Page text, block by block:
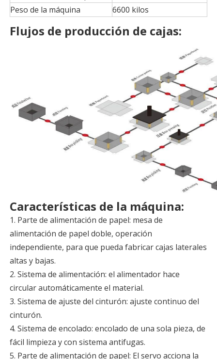
Peso de la máquina
6600 kilos
Flujos de producción de cajas:
Características de la máquina:
1. Parte de alimentación de papel: mesa de
alimentación de papel doble, operación
independiente, para que pueda fabricar cajas laterales
altas y bajas.
2. Sistema de alimentación: el alimentador hace
circular automáticamente el material.
3. Sistema de ajuste del cinturón: ajuste continuo del
cinturón.
4. Sistema de encolado: encolado de una sola pieza, de
fácil limpieza y con sistema antifugas.
5. Parte de alimentación de papel: El servo acciona la